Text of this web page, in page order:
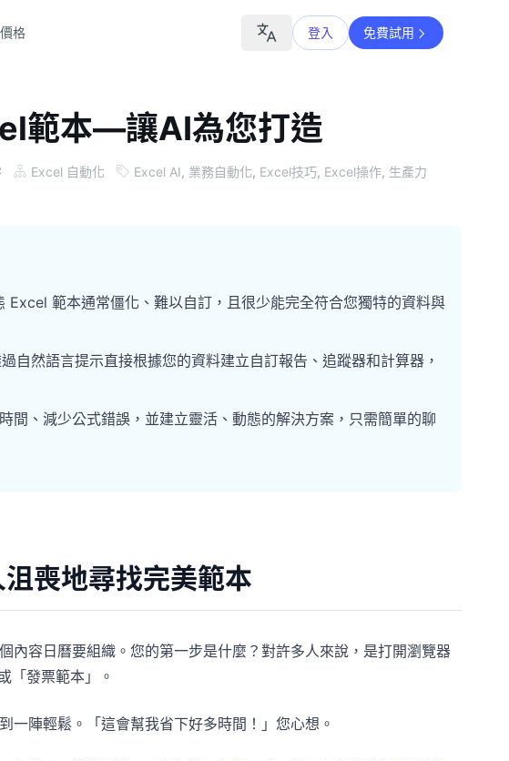
。
示詞。
習。
價格 登入 免費試用
範本—讓AI為您打造
Excel 自動化 Excel AI, 業務自動化, Excel技巧, Excel操作, 生產力
Excel 範本通常僵化、難以自訂，且很少能完全符合您獨特的資料與
自然語言提示直接根據您的資料建立自訂報告、追蹤器和計算器，
間、減少公式錯誤，並建立靈活、動態的解決方案，只需簡單的聊
喪地尋找完美範本
內容日曆要組織。您的第一步是什麼？對許多人來說，是打開瀏覽器
「發票範本」。
一陣輕鬆。「這會幫我省下好多時間！」您心想。